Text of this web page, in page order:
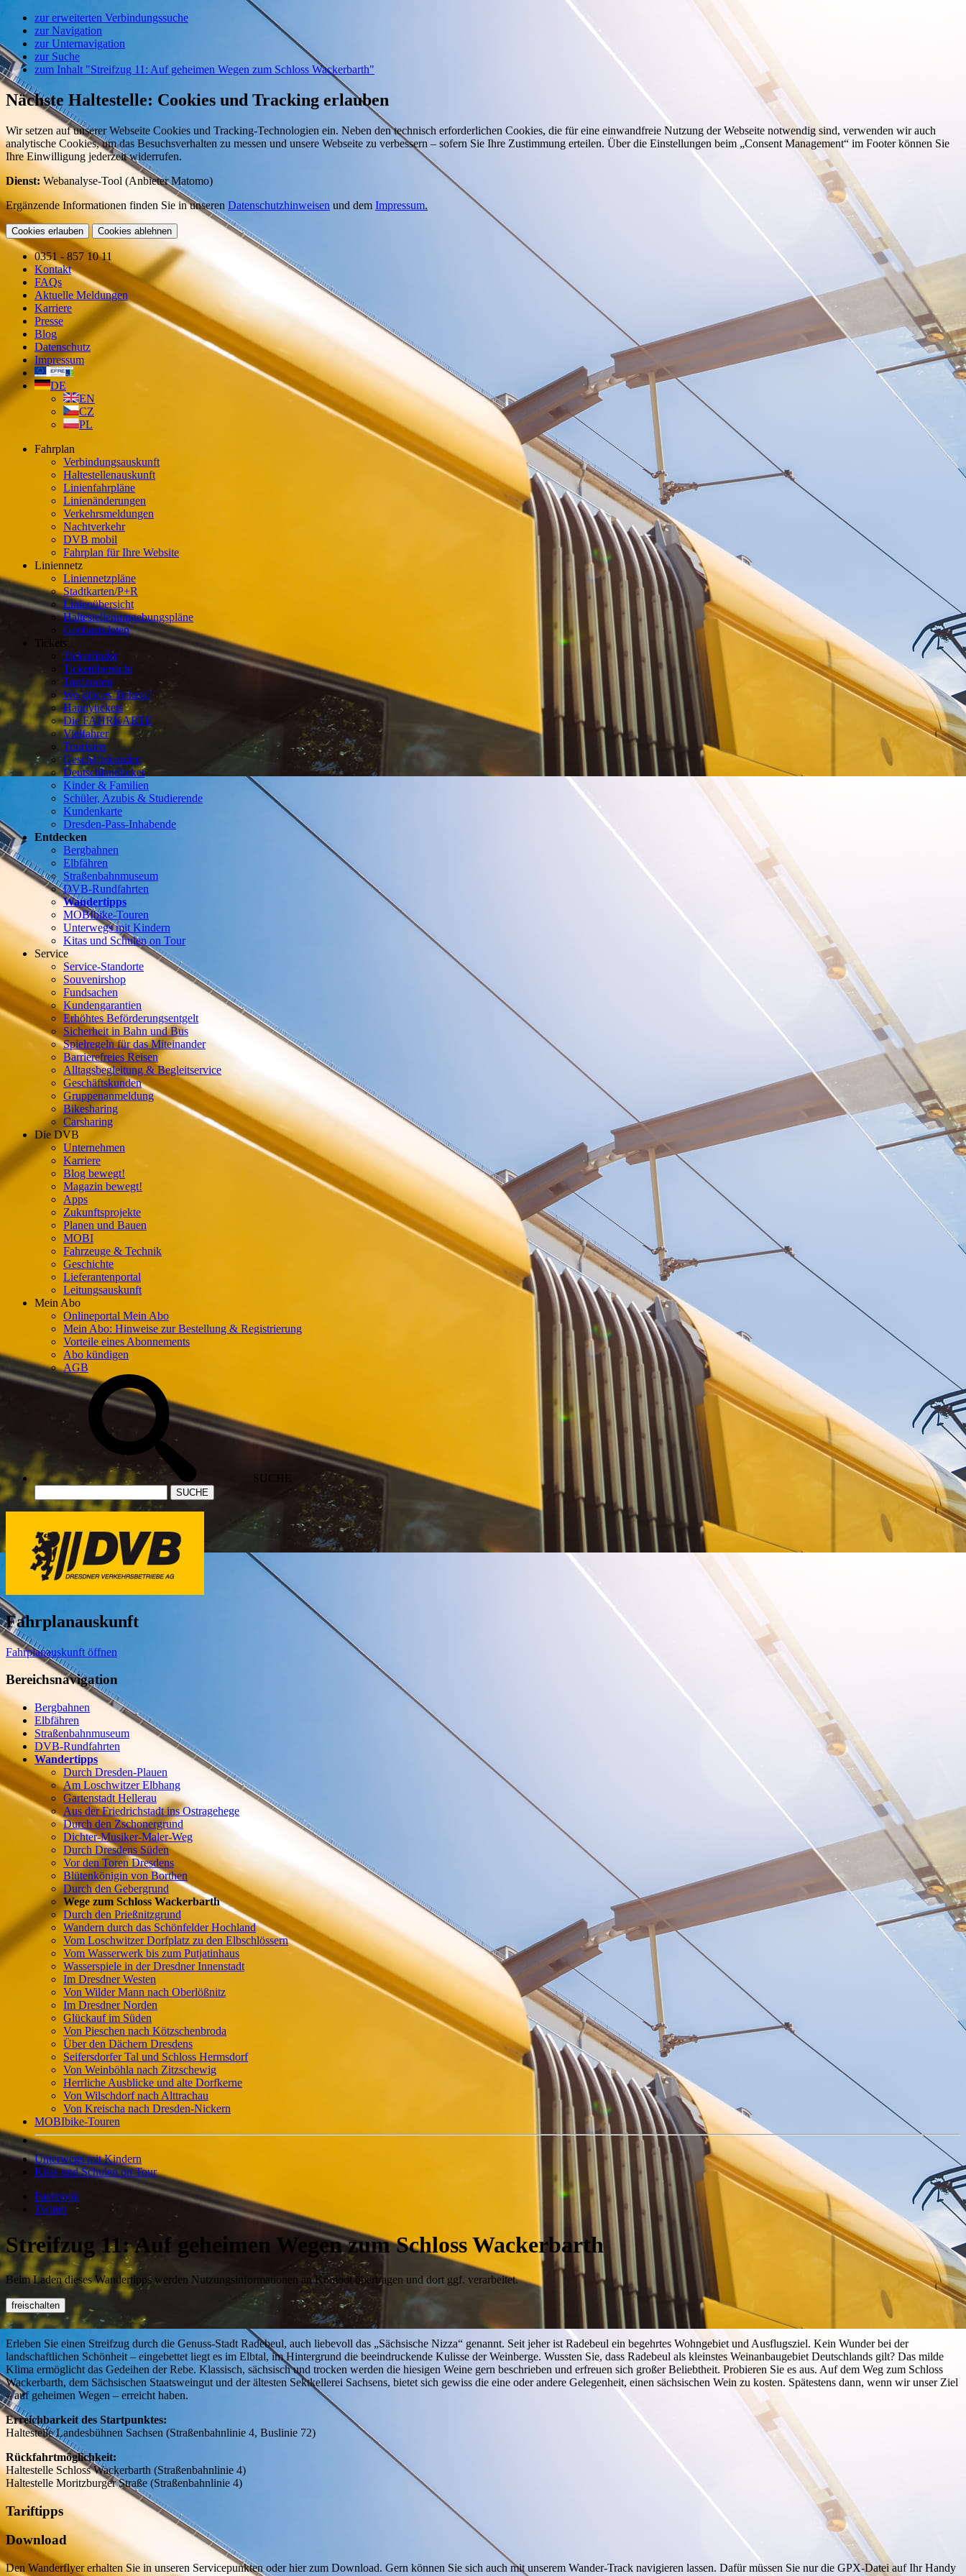
zur erweiterten Verbindungssuche
zur Navigation
zur Unternavigation
zur Suche
zum Inhalt "Streifzug 11: Auf geheimen Wegen zum Schloss Wackerbarth"
Nächste Haltestelle: Cookies und Tracking erlauben
Wir setzen auf unserer Webseite Cookies und Tracking-Technologien ein. Neben den technisch erforderlichen Cookies, die für eine einwandfreie Nutzung der Webseite notwendig sind, verwenden wir auch
analytische Cookies, um das Besuchsverhalten zu messen und unsere Webseite zu verbessern – sofern Sie Ihre Zustimmung erteilen. Über die Einstellungen beim „Consent Management“ im Footer können Sie
Ihre Einwilligung jederzeit widerrufen.
Dienst: Webanalyse-Tool (Anbieter Matomo)
Ergänzende Informationen finden Sie in unseren Datenschutzhinweisen und dem Impressum.
Cookies erlauben Cookies ablehnen
0351 - 857 10 11
Kontakt
FAQs
Aktuelle Meldungen
Karriere
Presse
Blog
Datenschutz
Impressum
DE
EN
CZ
PL
Fahrplan
Verbindungsauskunft
Haltestellenauskunft
Linienfahrpläne
Linienänderungen
Verkehrsmeldungen
Nachtverkehr
DVB mobil
Fahrplan für Ihre Website
Liniennetz
Liniennetzpläne
Stadtkarten/P+R
Linienübersicht
Haltestellenumgebungspläne
Geobasisdaten
Tickets
Ticketfinder
Ticketübersicht
Tarifzonen
Wo gibt es Tickets?
Handytickets
Die FAHRKARTE
Vielfahrer
Touristen
Geschäftskunden
Deutschlandticket
Kinder & Familien
Schüler, Azubis & Studierende
Kundenkarte
Dresden-Pass-Inhabende
Entdecken
Bergbahnen
Elbfähren
Straßenbahnmuseum
DVB-Rundfahrten
Wandertipps
MOBIbike-Touren
Unterwegs mit Kindern
Kitas und Schulen on Tour
Service
Service-Standorte
Souvenirshop
Fundsachen
Kundengarantien
Erhöhtes Beförderungsentgelt
Sicherheit in Bahn und Bus
Spielregeln für das Miteinander
Barrierefreies Reisen
Alltagsbegleitung & Begleitservice
Geschäftskunden
Gruppenanmeldung
Bikesharing
Carsharing
Die DVB
Unternehmen
Karriere
Blog bewegt!
Magazin bewegt!
Apps
Zukunftsprojekte
Planen und Bauen
MOBI
Fahrzeuge & Technik
Geschichte
Lieferantenportal
Leitungsauskunft
Mein Abo
Onlineportal Mein Abo
Mein Abo: Hinweise zur Bestellung & Registrierung
Vorteile eines Abonnements
Abo kündigen
AGB
SUCHE
SUCHE
Fahrplanauskunft
Fahrplanauskunft öffnen
Bereichsnavigation
Bergbahnen
Elbfähren
Straßenbahnmuseum
DVB-Rundfahrten
Wandertipps
Durch Dresden-Plauen
Am Loschwitzer Elbhang
Gartenstadt Hellerau
Aus der Friedrichstadt ins Ostragehege
Durch den Zschonergrund
Dichter-Musiker-Maler-Weg
Durch Dresdens Süden
Vor den Toren Dresdens
Blütenkönigin von Borthen
Durch den Gebergrund
Wege zum Schloss Wackerbarth
Durch den Prießnitzgrund
Wandern durch das Schönfelder Hochland
Vom Loschwitzer Dorfplatz zu den Elbschlössern
Vom Wasserwerk bis zum Putjatinhaus
Wasserspiele in der Dresdner Innenstadt
Im Dresdner Westen
Von Wilder Mann nach Oberlößnitz
Im Dresdner Norden
Glückauf im Süden
Von Pieschen nach Kötzschenbroda
Über den Dächern Dresdens
Seifersdorfer Tal und Schloss Hermsdorf
Von Weinböhla nach Zitzschewig
Herrliche Ausblicke und alte Dorfkerne
Von Wilschdorf nach Alttrachau
Von Kreischa nach Dresden-Nickern
MOBIbike-Touren
Unterwegs mit Kindern
Kitas und Schulen on Tour
Facebook
Twitter
Streifzug 11: Auf geheimen Wegen zum Schloss Wackerbarth
Beim Laden dieses Wandertipps werden Nutzungsinformationen an Komoot übertragen und dort ggf. verarbeitet.
freischalten
Erleben Sie einen Streifzug durch die Genuss-Stadt Radebeul, auch liebevoll das „Sächsische Nizza“ genannt. Seit jeher ist Radebeul ein begehrtes Wohngebiet und Ausflugsziel. Kein Wunder bei der
landschaftlichen Schönheit – eingebettet liegt es im Elbtal, im Hintergrund die beeindruckende Kulisse der Weinberge. Wussten Sie, dass Radebeul als kleinstes Weinanbaugebiet Deutschlands gilt? Das milde
Klima ermöglicht das Gedeihen der Rebe. Klassisch, sächsisch und trocken werden die hiesigen Weine gern beschrieben und erfreuen sich großer Beliebtheit. Probieren Sie es aus. Auf dem Weg zum Schloss
Wackerbarth, dem Sächsischen Staatsweingut und der ältesten Sektkellerei Sachsens, bietet sich gewiss die eine oder andere Gelegenheit, einen sächsischen Wein zu kosten. Spätestens dann, wenn wir unser Ziel
– auf geheimen Wegen – erreicht haben.
Erreichbarkeit des Startpunktes:
Haltestelle Landesbühnen Sachsen (Straßenbahnlinie 4, Buslinie 72)
Rückfahrtmöglichkeit:
Haltestelle Schloss Wackerbarth (Straßenbahnlinie 4)
Haltestelle Moritzburger Straße (Straßenbahnlinie 4)
Tariftipps
Download
Den Wanderflyer erhalten Sie in unseren Servicepunkten oder hier zum Download. Gern können Sie sich auch mit unserem Wander-Track navigieren lassen. Dafür müssen Sie nur die GPX-Datei auf Ihr Handy